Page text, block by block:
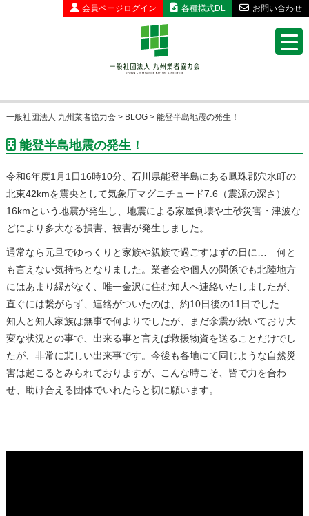
会員ページ ログイン 各種様式DL お問い合わせ
一般社団法人 九州業者協力会> BLOG> 能登半島地震の発生！
能登半島地震の発生！
令和6年度1月1日16時10分、石川県能登半島にある鳳珠郡穴水町の
北東42kmを震央として気象庁マグニチュード7.6（震源の深さ）
16kmという地震が発生し、地震による家屋倒壊や土砂災害・津波な
どにより多大なる損害、被害が発生しました。
通常なら元旦でゆっくりと家族や親族で過ごすはずの日に… 何と
も言えない気持ちとなりました。業者会や個人の関係でも北陸地方
にはあまり縁がなく、唯一金沢に住む知人へ連絡いたしましたが、
直ぐには繋がらず、連絡がついたのは、約10日後の11日でした…
知人と知人家族は無事で何よりでしたが、まだ余震が続いており大
変な状況との事で、出来る事と言えば救援物資を送ることだけでし
たが、非常に悲しい出来事です。今後も各地にて同じような自然災
害は起こるとみられておりますが、こんな時こそ、皆で力を合わ
せ、助け合える団体でいれたらと切に願います。